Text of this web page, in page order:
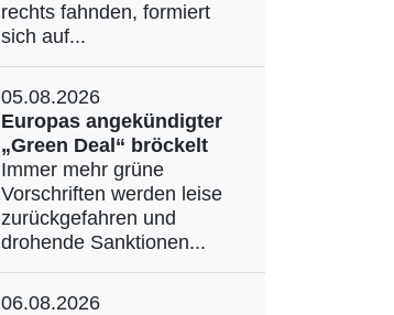
rechts fahnden, formiert
sich auf...
05.08.2026
Europas angekündigter
„Green Deal“ bröckelt
Immer mehr grüne
Vorschriften werden leise
zurückgefahren und
drohende Sanktionen...
06.08.2026